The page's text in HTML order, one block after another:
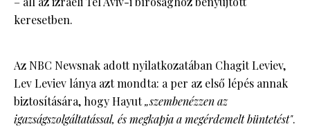
keresetben.
Az NBC Newsnak adott nyilatkozatában Chagit Leviev,
Lev Leviev lánya azt mondta: a per az első lépés annak
biztosítására, hogy Hayut„szembenézzen az
igazságszolgáltatással, és megkapja a megérdemelt büntetést".